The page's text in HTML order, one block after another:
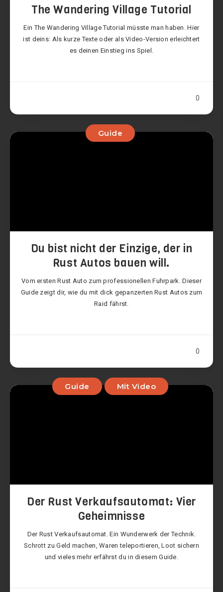
The Wandering Village Tutorial
Ein The Wandering Village Tutorial müsste man haben. Hier
ist deins: Als kurze Texte oder als Video-Version erleichtert
es deinen Einstieg ins Spiel.
0
Guide
Du bist nicht der Einzige, der in
Rust Autos bauen will.
Vom ersten Rust Auto zum professionellen Fuhrpark. Dieser
Guide zeigt dir, wie du mit dick gepanzerten Rust Autos zum
Raid fährst.
0
Guide Mit Video
Der Rust Verkaufsautomat: Vier
Geheimnisse
Der Rust Verkaufsautomat. Ein Wunderwerk der Technik.
Schrott zu Geld machen, Waren teleportieren, Loot sichern
und vieles mehr erfährst du in diesem Guide.